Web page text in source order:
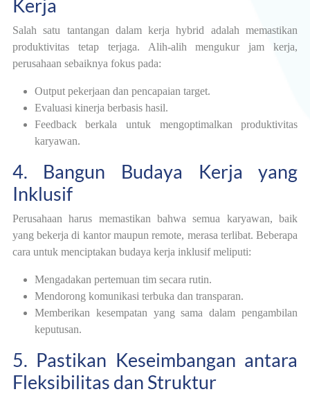
Kerja
Salah satu tantangan dalam kerja hybrid adalah memastikan
produktivitas tetap terjaga. Alih-alih mengukur jam kerja,
perusahaan sebaiknya fokus pada:
Output pekerjaan dan pencapaian target.
Evaluasi kinerja berbasis hasil.
Feedback berkala untuk mengoptimalkan produktivitas
karyawan.
4. Bangun Budaya Kerja yang
Inklusif
Perusahaan harus memastikan bahwa semua karyawan, baik
yang bekerja di kantor maupun remote, merasa terlibat. Beberapa
cara untuk menciptakan budaya kerja inklusif meliputi:
Mengadakan pertemuan tim secara rutin.
Mendorong komunikasi terbuka dan transparan.
Memberikan kesempatan yang sama dalam pengambilan
keputusan.
5. Pastikan Keseimbangan antara
Fleksibilitas dan Struktur